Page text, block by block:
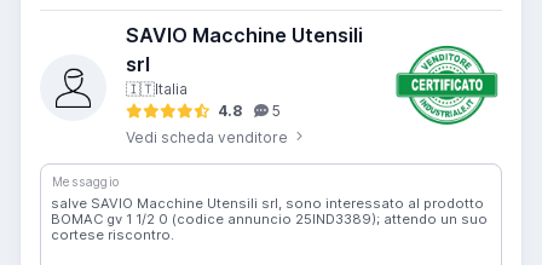
SAVIO Macchine Utensili
srl
🇮🇹Italia
4.8
5
Vedi scheda venditore
Messaggio